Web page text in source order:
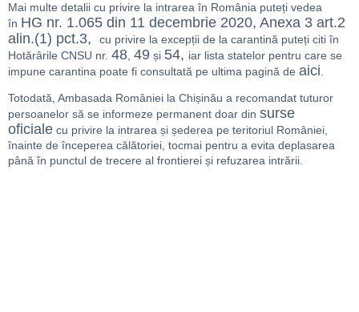
Mai multe detalii cu privire la intrarea în România puteți vedea
în HG nr. 1.065 din 11 decembrie 2020, Anexa 3 art.2
alin.(1) pct.3,
cu privire la excepții de la carantină puteți citi în
Hotărârile CNSU nr. 48 49 și 54, iar lista statelor pentru care se
impune carantina poate fi consultată pe ultima pagină de aici
Totodată, Ambasada României la Chișinău a recomandat tuturor
persoanelor să se informeze permanent doar din surse
oficiale cu privire la intrarea și șederea pe teritoriul României,
înainte de începerea călătoriei, tocmai pentru a evita deplasarea
până în punctul de trecere al frontierei și refuzarea intrării.